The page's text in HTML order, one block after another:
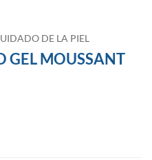
DE LA PIEL
GEL MOUSSANT